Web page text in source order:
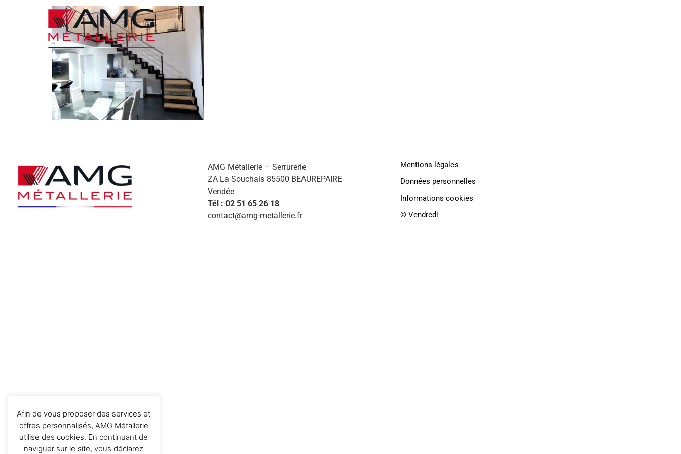
AMG Métallerie – Serrurerie
ZA La Souchais 85500 BEAUREPAIRE
Vendée
Tél : 02 51 65 26 18
contact@amg-metallerie.fr
Mentions légales
Données personnelles
Informations cookies
©️ Vendredi
Afin de vous proposer des services et
offres personnalisés, AMG Métallerie
utilise des cookies. En continuant de
naviguer sur le site, vous déclarez